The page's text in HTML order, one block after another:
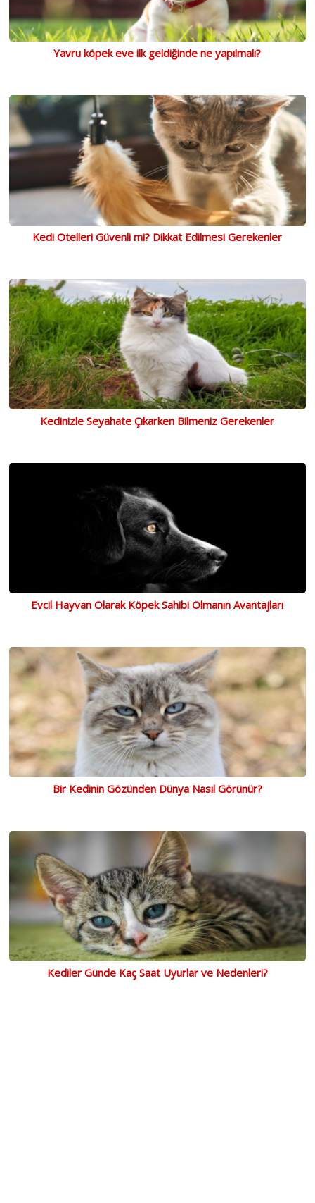
Yavru köpek eve ilk geldiğinde ne yapılmalı?
Kedi Otelleri Güvenli mi? Dikkat Edilmesi Gerekenler
Kedinizle Seyahate Çıkarken Bilmeniz Gerekenler
Evcil Hayvan Olarak Köpek Sahibi Olmanın Avantajları
Bir Kedinin Gözünden Dünya Nasıl Görünür?
Kediler Günde Kaç Saat Uyurlar ve Nedenleri?